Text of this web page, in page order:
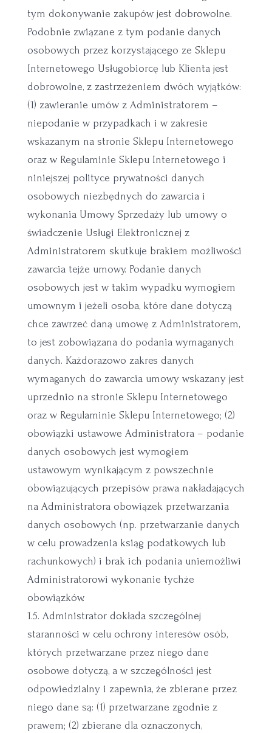
tym dokonywanie zakupów jest dobrowolne.
Podobnie związane z tym podanie danych
osobowych przez korzystającego ze Sklepu
Internetowego Usługobiorcę lub Klienta jest
dobrowolne, z zastrzeżeniem dwóch wyjątków:
(1) zawieranie umów z Administratorem –
niepodanie w przypadkach i w zakresie
wskazanym na stronie Sklepu Internetowego
oraz w Regulaminie Sklepu Internetowego i
niniejszej polityce prywatności danych
osobowych niezbędnych do zawarcia i
wykonania Umowy Sprzedaży lub umowy o
świadczenie Usługi Elektronicznej z
Administratorem skutkuje brakiem możliwości
zawarcia tejże umowy. Podanie danych
osobowych jest w takim wypadku wymogiem
umownym i jeżeli osoba, które dane dotyczą
chce zawrzeć daną umowę z Administratorem,
to jest zobowiązana do podania wymaganych
danych. Każdorazowo zakres danych
wymaganych do zawarcia umowy wskazany jest
uprzednio na stronie Sklepu Internetowego
oraz w Regulaminie Sklepu Internetowego; (2)
obowiązki ustawowe Administratora – podanie
danych osobowych jest wymogiem
ustawowym wynikającym z powszechnie
obowiązujących przepisów prawa nakładających
na Administratora obowiązek przetwarzania
danych osobowych (np. przetwarzanie danych
w celu prowadzenia ksiąg podatkowych lub
rachunkowych) i brak ich podania uniemożliwi
Administratorowi wykonanie tychże
obowiązków.
1.5. Administrator dokłada szczególnej
staranności w celu ochrony interesów osób,
których przetwarzane przez niego dane
osobowe dotyczą, a w szczególności jest
odpowiedzialny i zapewnia, że zbierane przez
niego dane są: (1) przetwarzane zgodnie z
prawem; (2) zbierane dla oznaczonych,